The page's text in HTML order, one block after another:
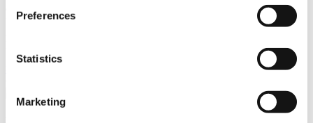
Preferences
Statistics
Marketing
aktuelle Regelwerk sowie Richtlinien zu Wettkämpfen, Anti-Doping
und Fairplay nachlesen, auf Athletenbiographien zugreifen,